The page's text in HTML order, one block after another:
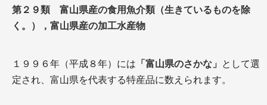
第２９類 富山県産の食用魚介類（生きているものを除
く。），富山県産の加工水産物
１９９６年（平成８年）には 「富山県のさかな」
として選
定され、富山県を代表する特産品に数えられます。